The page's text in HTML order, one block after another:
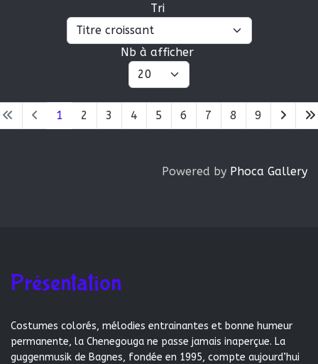
Tri
Nb à afficher
1 2 3 4 5 6 7 8 9
Powered by Phoca Gallery
Présentation
Costumes colorés, mélodies entrainantes et bonne humeur
permanente, la Chenegouga ne passe jamais inaperçue. La
guggenmusik de Bagnes, fondée en 1995, compte aujourd’hui